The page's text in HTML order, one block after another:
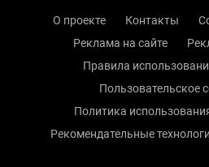
О проекте Контакты
Реклама на сайте
Правила
Пользовательское
Политика
Рекомендательные